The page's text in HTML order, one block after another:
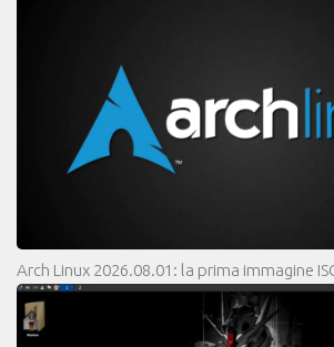
Arch Linux 2026.08.01: la prima immagine